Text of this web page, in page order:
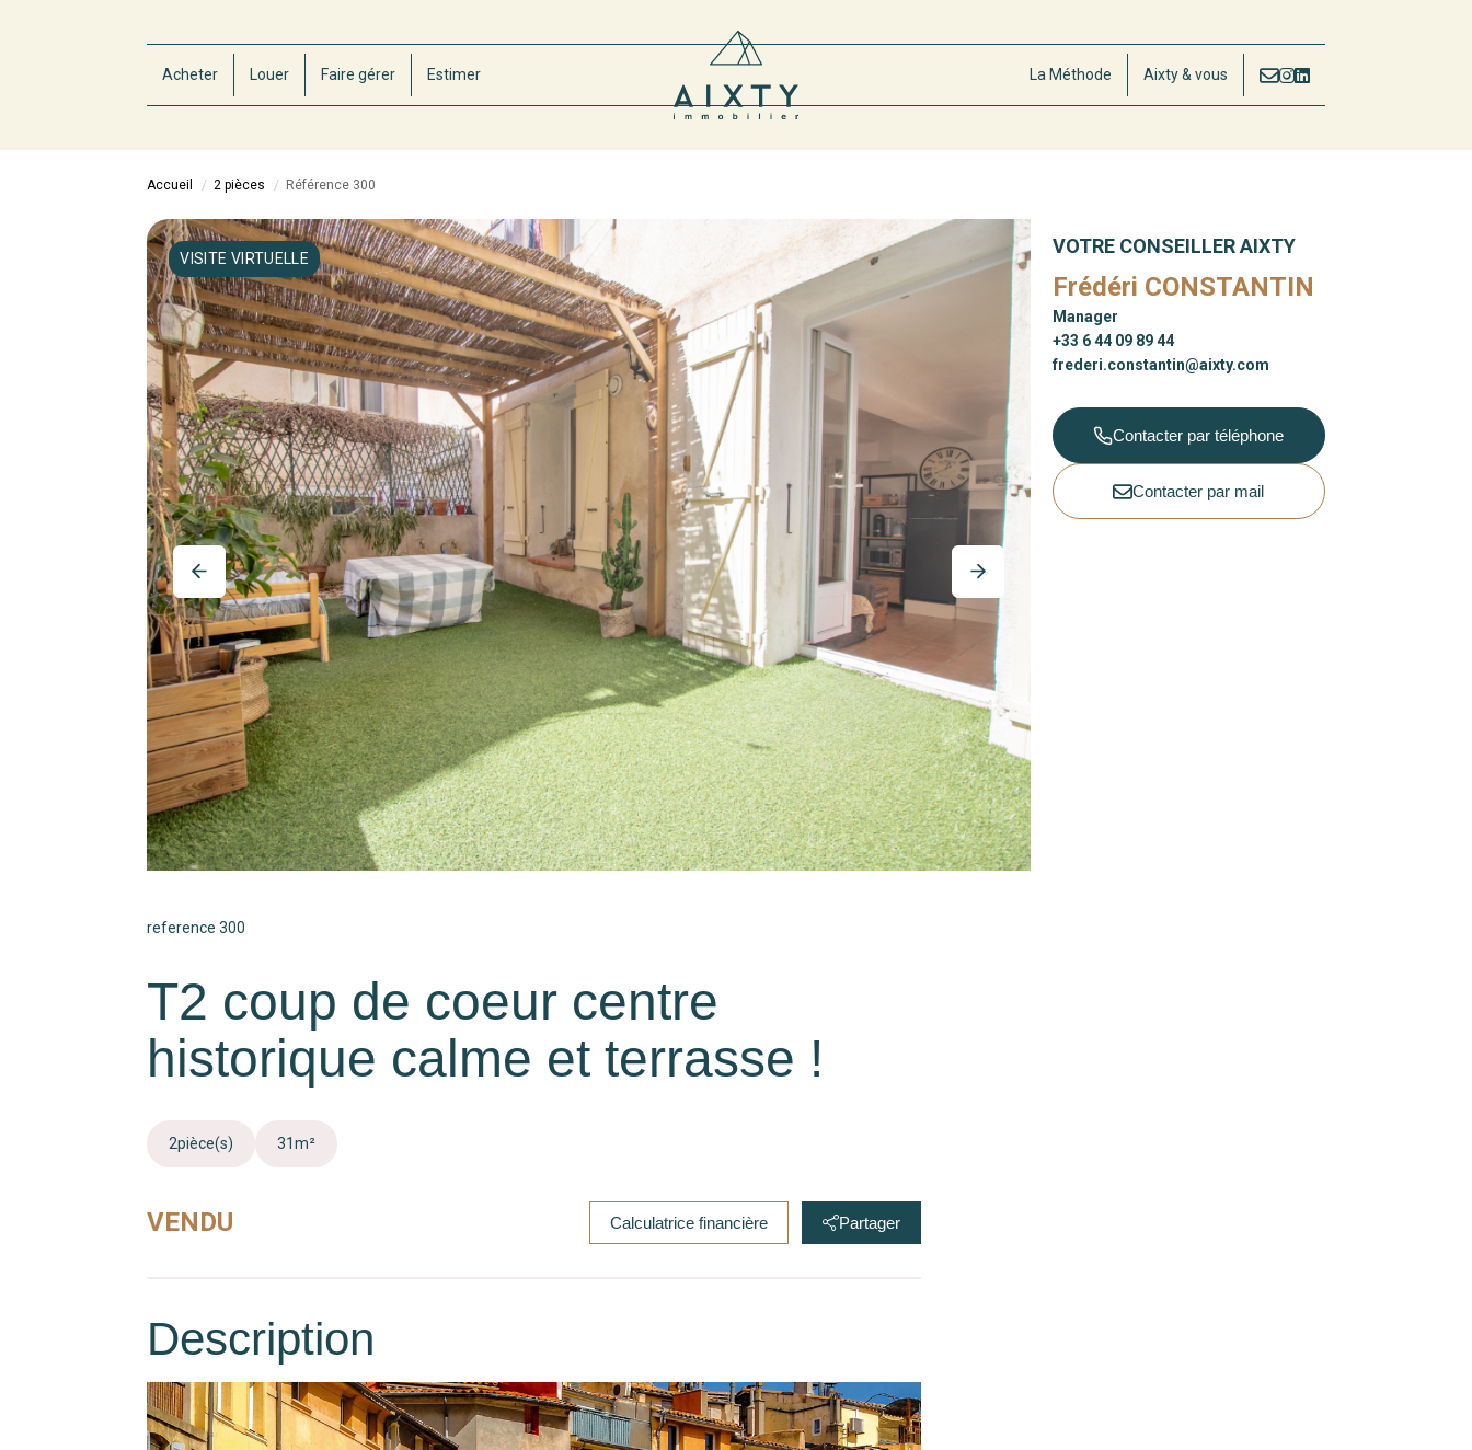
Acheter Louer Faire gérer Estimer La Méthode Aixty & vous
Accueil 2 pièces Référence 300
VISITE VIRTUELLE
reference 300
T2 coup de coeur centre
historique calme et terrasse !
2pièce(s) 31m²
VENDU Calculatrice financière Partager
Description
VOTRE CONSEILLER AIXTY
Frédéri CONSTANTIN
Manager
+33 6 44 09 89 44
frederi.constantin@aixty.com
Contacter par téléphone
Contacter par mail